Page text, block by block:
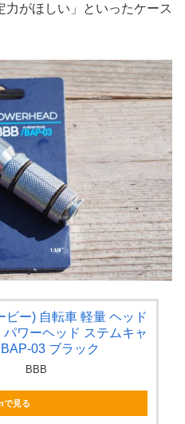
力がほしい」といったケース
ビー) 自転車 軽量 ヘッド
ワーヘッド ステムキャ
03 ブラック
BBB
で見る